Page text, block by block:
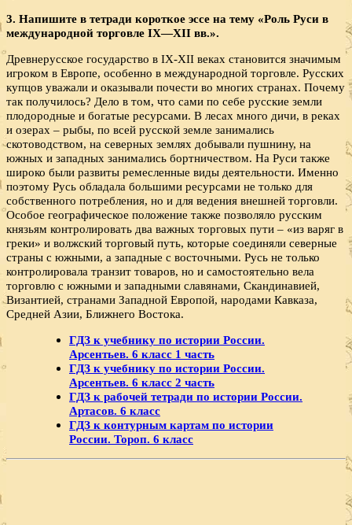
3. Напишите в тетради короткое эссе на тему «Роль Руси в
международной торговле IX—XII вв.».
Древнерусское государство в IX-XII веках становится значимым
игроком в Европе, особенно в международной торговле. Русских
купцов уважали и оказывали почести во многих странах. Почему
так получилось? Дело в том, что сами по себе русские земли
плодородные и богатые ресурсами. В лесах много дичи, в реках
и озерах – рыбы, по всей русской земле занимались
скотоводством, на северных землях добывали пушнину, на
южных и западных занимались бортничеством. На Руси также
широко были развиты ремесленные виды деятельности. Именно
поэтому Русь обладала большими ресурсами не только для
собственного потребления, но и для ведения внешней торговли.
Особое географическое положение также позволяло русским
князьям контролировать два важных торговых пути – «из варяг в
греки» и волжский торговый путь, которые соединяли северные
страны с южными, а западные с восточными. Русь не только
контролировала транзит товаров, но и самостоятельно вела
торговлю с южными и западными славянами, Скандинавией,
Византией, странами Западной Европой, народами Кавказа,
Средней Азии, Ближнего Востока.
ГДЗ к учебнику по истории России.
Арсентьев. 6 класс 1 часть
ГДЗ к учебнику по истории России.
Арсентьев. 6 класс 2 часть
ГДЗ к рабочей тетради по истории России.
Артасов. 6 класс
ГДЗ к контурным картам по истории
России. Тороп. 6 класс